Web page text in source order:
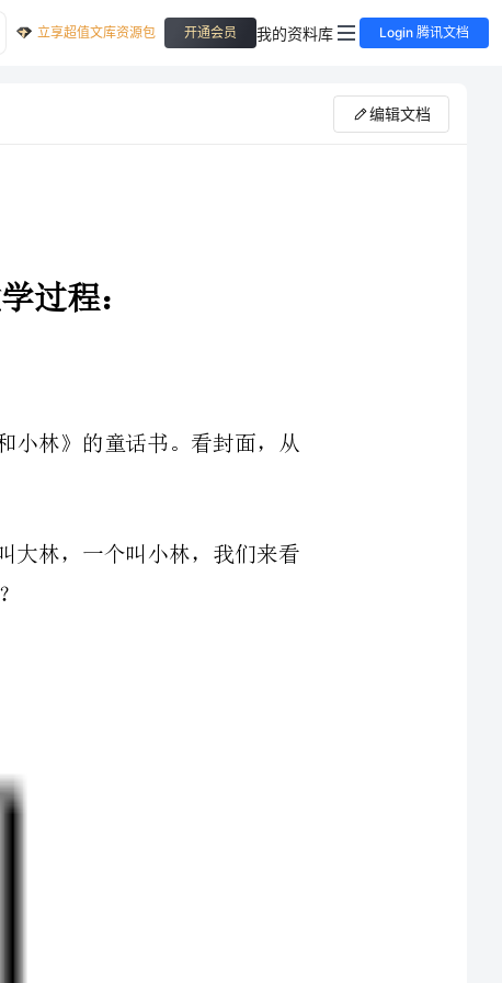
立享超值文库资源包 开通会员 我的资料库 Login 腾讯文档
编辑文档
2．大林和小林是一对双胞胎兄弟，他们一个叫大林，一个叫小林，我们来看